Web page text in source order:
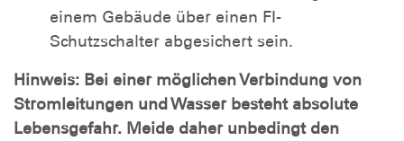
einem Gebäude über einen FI-
Schutzschalter abgesichert sein.
Hinweis: Bei einer möglichen Verbindung von
Stromleitungen und Wasser besteht absolute
Lebensgefahr. Meide daher unbedingt den